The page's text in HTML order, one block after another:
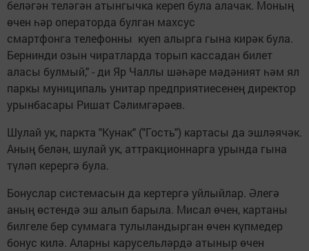
беләгән теләгән атынгычка кереп була алачак. Моның
өчен һәр операторда булган махсус
смартфонга телефонны куеп алырга гына кирәк була.
Бернинди озын чиратларда торып кассадан билет
аласы булмый," - ди Яр Чаллы шәһәре мәдәният һәм ял
паркы муниципаль унитар предприятиесенең директор
урынбасары Ришат Сәлимгәрәев.
Шулай ук, паркта "Кунак" ("Гость") картасы да эшләячәк.
Аның белән, шулай ук, аттракционнарга урында гына
түләп керергә була.
Бонуслар системасын да кертергә уйлыйлар. Әлегә
аның өстендә эш алып барыла. Мисал өчен, картаны
билгеле бер суммага тулыландырган өчен күпмедер
бонус килә. Аларны карусельләрдә атыныр өчен